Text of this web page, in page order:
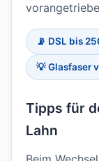
📡 DSL bis
💡 Glasfaser
Tipps für
Lahn